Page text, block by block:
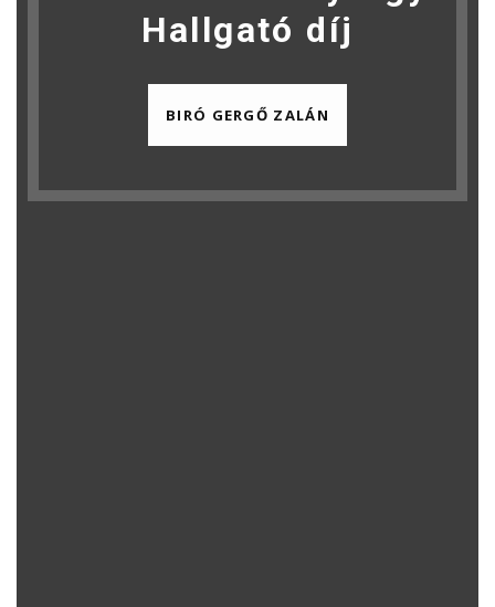
Hallgató díj
BIRÓ GERGŐ ZALÁN